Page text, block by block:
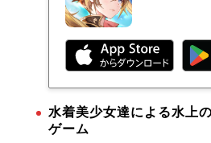
水着美少女達による水上
ゲーム